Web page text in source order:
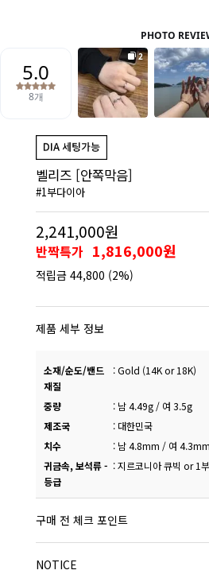
벨리즈 [안쪽막음]
#1부다이아
2,241,000원
반짝특가 1,816,000원
적립금 44,800 (2%)
제품 세부 정보
소재/순도/밴드
재질
:Gold (14K or 18K)
중량 : 남 4.49g / 여 3.5g
제조국
: 대한민국
치수
: 남 4.8mm / 여 4.3mm
귀금속, 보석류 -
등급
:지르코니아 큐빅 or 1
구매 전 체크 포인트
NOTICE